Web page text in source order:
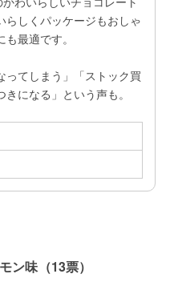
らしくパッケージもおしゃ
最適です。
ってしまう」「ストック買
になる」という声も。
ン味（13票）